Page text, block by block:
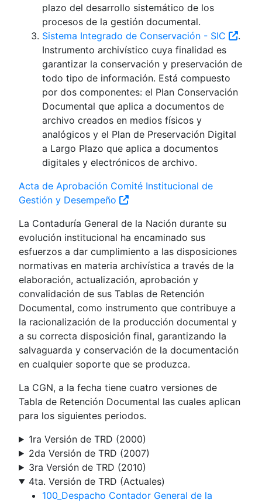
plazo del desarrollo sistemático de los
procesos de la gestión documental.
Sistema Integrado de Conservación - SIC
.
Instrumento archivístico cuya finalidad es
garantizar la conservación y preservación de
todo tipo de información. Está compuesto
por dos componentes: el Plan Conservación
Documental que aplica a documentos de
archivo creados en medios físicos y
analógicos y el Plan de Preservación Digital
a Largo Plazo que aplica a documentos
digitales y electrónicos de archivo.
Acta de Aprobación Comité Institucional de
Gestión y Desempeño
La Contaduría General de la Nación durante su
evolución institucional ha encaminado sus
esfuerzos a dar cumplimiento a las disposiciones
normativas en materia archivística a través de la
elaboración, actualización, aprobación y
convalidación de sus Tablas de Retención
Documental, como instrumento que contribuye a
la racionalización de la producción documental y
a su correcta disposición final, garantizando la
salvaguarda y conservación de la documentación
en cualquier soporte que se produzca.
La CGN, a la fecha tiene cuatro versiones de
Tabla de Retención Documental las cuales aplican
para los siguientes periodos.
1ra Versión de TRD (2000)
2da Versión de TRD (2007)
3ra Versión de TRD (2010)
4ta. Versión de TRD (Actuales)
100_Despacho Contador General de la